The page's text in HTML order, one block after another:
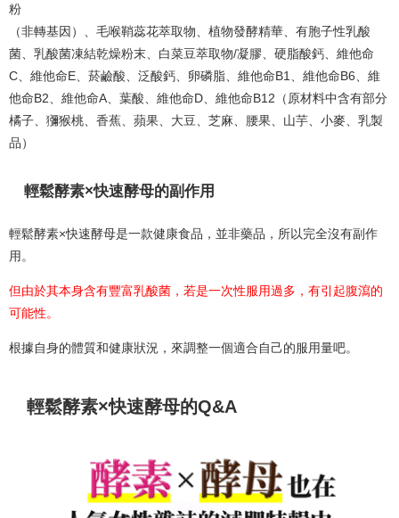
粉
（非轉基因）、毛喉鞘蕊花萃取物、植物發酵精華、有胞子性乳酸
菌、乳酸菌凍結乾燥粉末、白菜豆萃取物/凝膠、硬脂酸鈣、維他命
C、維他命E、菸鹼酸、泛酸鈣、卵磷脂、維他命B1、維他命B6、維
他命B2、維他命A、葉酸、維他命D、維他命B12（原材料中含有部分
橘子、獼猴桃、香蕉、蘋果、大豆、芝麻、腰果、山芋、小麥、乳製
品）
輕鬆酵素×快速酵母的副作用
輕鬆酵素×快速酵母是一款健康食品，並非藥品，所以完全沒有副作
用。
但由於其本身含有豐富乳酸菌，若是一次性服用過多，有引起腹瀉的
可能性。
根據自身的體質和健康狀況，來調整一個適合自己的服用量吧。
輕鬆酵素×快速酵母的Q&A